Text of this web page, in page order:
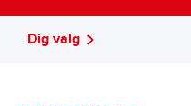
Dig valg